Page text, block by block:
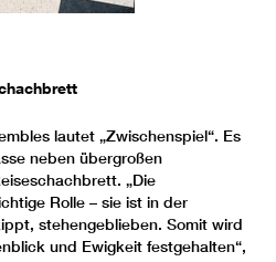
lautet „Zwischenspiel“. Es
neben übergroßen
„Die
Rolle – sie ist in der
stehengeblieben. Somit wird
und Ewigkeit festgehalten“,